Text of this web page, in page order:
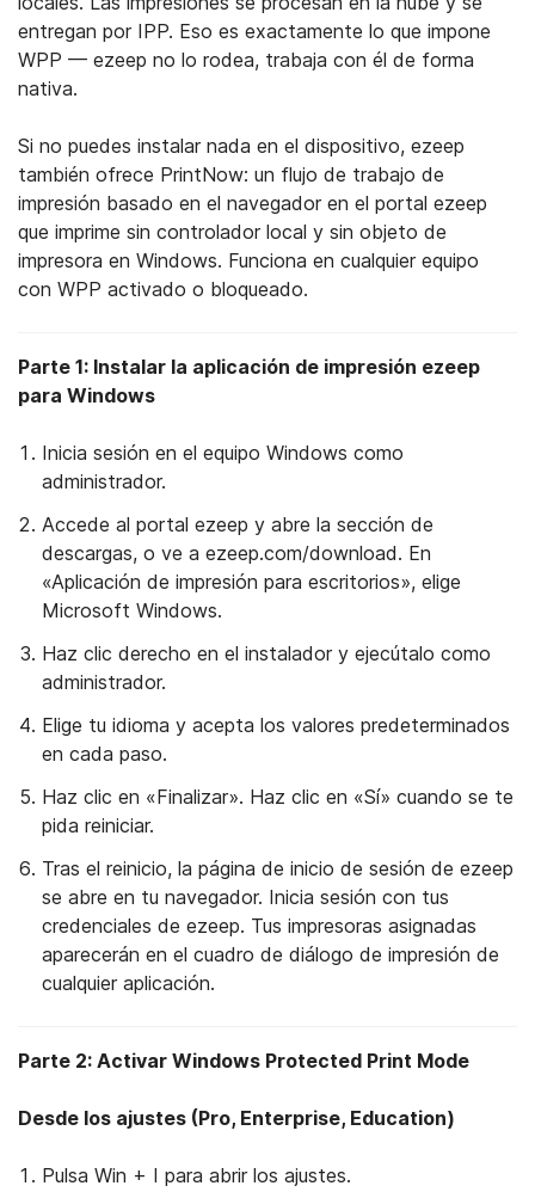
entregan por IPP. Eso es exactamente lo que impone
WPP — ezeep no lo rodea, trabaja con él de forma
nativa.
Si no puedes instalar nada en el dispositivo, ezeep
también ofrece PrintNow: un flujo de trabajo de
impresión basado en el navegador en el portal ezeep
que imprime sin controlador local y sin objeto de
impresora en Windows. Funciona en cualquier equipo
con WPP activado o bloqueado.
Parte 1: Instalar la aplicación de impresión ezeep
para Windows
Inicia sesión en el equipo Windows como
administrador.
Accede al portal ezeep y abre la sección de
descargas, o ve a ezeep.com/download. En
«Aplicación de impresión para escritorios», elige
Microsoft Windows.
Haz clic derecho en el instalador y ejecútalo como
administrador.
Elige tu idioma y acepta los valores predeterminados
en cada paso.
Haz clic en «Finalizar». Haz clic en «Sí» cuando se te
pida reiniciar.
Tras el reinicio, la página de inicio de sesión de ezeep
se abre en tu navegador. Inicia sesión con tus
credenciales de ezeep. Tus impresoras asignadas
aparecerán en el cuadro de diálogo de impresión de
cualquier aplicación.
Parte 2: Activar Windows Protected Print Mode
Desde los ajustes (Pro, Enterprise, Education)
Pulsa Win + I para abrir los ajustes.